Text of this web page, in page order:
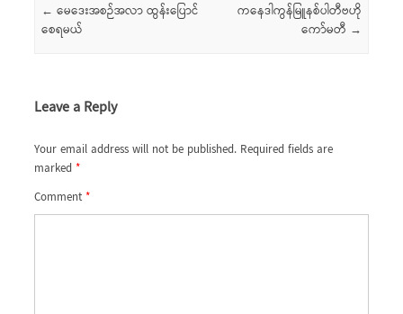
Post navigation
← မေဒေးအစဉ်အလာ ထွန်းပြောင်
စေရမယ်
ကနေဒါကွန်မြူနစ်ပါတီဗဟို
ကော်မတီ →
Leave a Reply
Your email address will not be published. Required fields are
marked*
Comment*